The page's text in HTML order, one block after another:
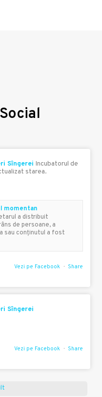
Sîngerei Incubatorul de
starea.
momentan
a distribuit
de persoane, a
sau conţinutul a fost
Vezi pe Facebook Share
Sîngerei
Vezi pe Facebook Share